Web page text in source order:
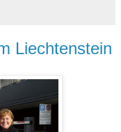
Liechtenstein